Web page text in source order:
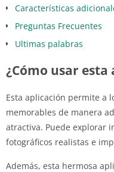
Características
Preguntas Frecuentes
Ultimas palabras
¿Cómo usar esta
Esta aplicación permite a
memorables de manera
atractiva. Puede explorar
fotográficos realistas e
Además, esta hermosa